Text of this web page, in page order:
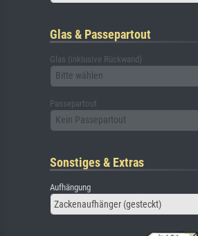
Glas & Passepartout
Glas (inklusive Rückwand)
Bitte wählen
Passepartout
Kein Passepartout
Sonstiges & Extras
Aufhängung
Zackenaufhänger (gesteckt)